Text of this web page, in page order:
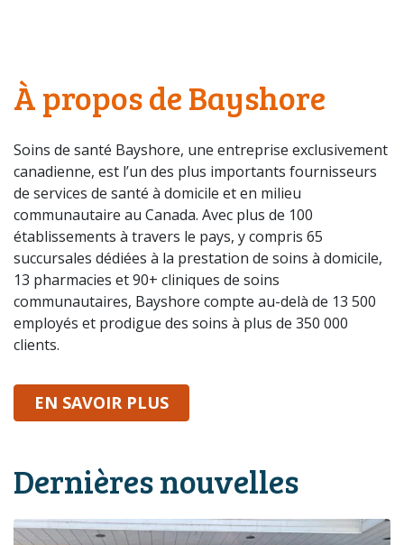
À propos de Bayshore
Soins de santé Bayshore, une entreprise exclusivement
canadienne, est l’un des plus importants fournisseurs
de services de santé à domicile et en milieu
communautaire au Canada. Avec plus de 100
établissements à travers le pays, y compris 65
succursales dédiées à la prestation de soins à domicile,
13 pharmacies et 90+ cliniques de soins
communautaires, Bayshore compte au-delà de 13 500
employés et prodigue des soins à plus de 350 000
clients.
EN SAVOIR PLUSSUR BAYSHORE
Dernières nouvelles